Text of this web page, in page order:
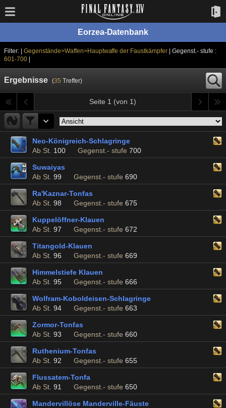
Eorzea-Datenbank
Filter: | Gegenstände>Waffen>Hauptwaffe der Faustkämpfer
| Gegenst.- stufe :
601-700|
Ergebnisse (35 Treffer)
Seite 1 (von 1)
Neo-Königreich-Schlagringe
Ab St. 100 Gegenst.- stufe 700
Suwaiyas
Ab St. 99 Gegenst.- stufe 690
Ra'Kaznar-Tonfas
Ab St. 98 Gegenst.- stufe 675
Kuppelöffner-Klauen
Ab St. 97 Gegenst.- stufe 672
Titangold-Klauen
Ab St. 96 Gegenst.- stufe 669
Himmelstiefe Klauen
Ab St. 95 Gegenst.- stufe 666
Wolfram-Koboldeisen-Schlagringe
Ab St. 94 Gegenst.- stufe 663
Zormor-Tonfas
Ab St. 93 Gegenst.- stufe 660
Ruthenium-Tonfas
Ab St. 92 Gegenst.- stufe 655
Flussatem-Tonfa
Ab St. 91 Gegenst.- stufe 650
Mandervillöse Manderville-Fäuste